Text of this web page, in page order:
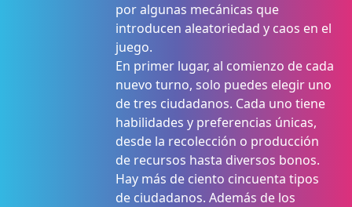
por algunas mecánicas que
introducen aleatoriedad y caos en el
juego.
En primer lugar, al comienzo de cada
nuevo turno, solo puedes elegir uno
de tres ciudadanos. Cada uno tiene
habilidades y preferencias únicas,
desde la recolección o producción
de recursos hasta diversos bonos.
Hay más de ciento cincuenta tipos
de ciudadanos. Además de los